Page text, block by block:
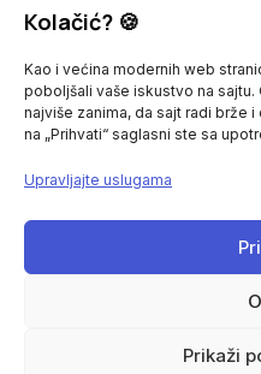
Kolačić? 🍪
Kao i većina modernih web
poboljšali vaše iskustvo na sajtu.
najviše zanima, da sajt radi brže
na „Prihvati“ saglasni ste sa
Upravljajte uslugama
Prikaži
MARKETING
Email:
Telefon:(+387)065 955
POŠALJI VIJEST
Imate vijest za nas? Javite
redakcija@prnjavorinfo.com